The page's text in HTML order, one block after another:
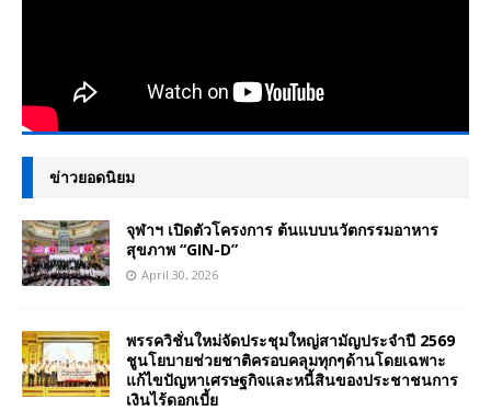
ข่าวยอดนิยม
จุฬาฯ เปิดตัวโครงการ ต้นแบบนวัตกรรมอาหาร
สุขภาพ “GIN-D”
April 30, 2026
พรรควิชั่นใหม่จัดประชุมใหญ่สามัญประจำปี 2569
ชูนโยบายช่วยชาติครอบคลุมทุกๆด้านโดยเฉพาะ
แก้ไขปัญหาเศรษฐกิจและหนี้สินของประชาชนการ
เงินไร้ดอกเบี้ย